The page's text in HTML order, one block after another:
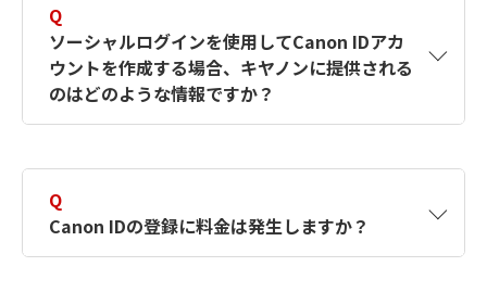
す。詳しい作成方法は【カメラ】Canon IDとは
何ですか？Canon IDの作成方法は？をご確認く
ださい。
Q
ソーシャルログインを使用してCanon IDアカ
ウントを作成する場合、キヤノンに提供される
のはどのような情報ですか？
択したサービスから取得します。アカウントを
簡単に作成できるように、この情報を使用して
Canon IDの登録フォームを入力します。
Q
Canon IDの登録に料金は発生しますか？